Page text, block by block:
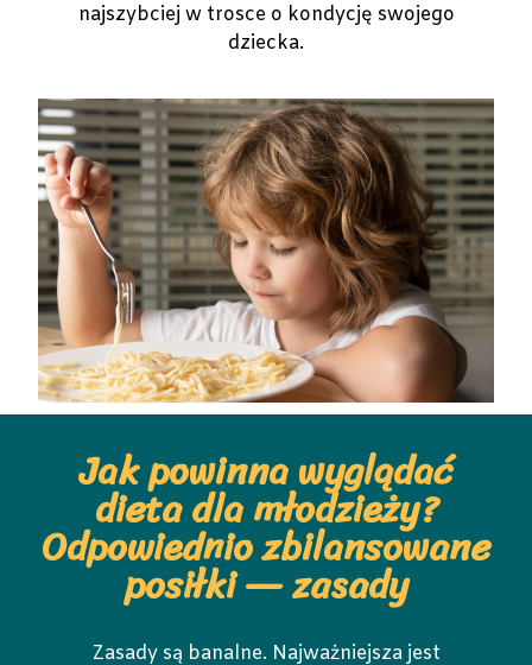
najszybciej w trosce o kondycję swojego
dziecka.
Jak powinna wyglądać
dieta dla młodzieży?
Odpowiednio zbilansowane
posiłki — zasady
Zasady są banalne. Najważniejsza jest